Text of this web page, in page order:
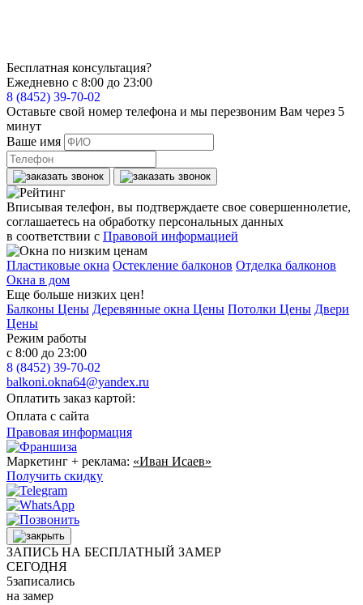
Бесплатная консультация?
Ежедневно с 8:00 до 23:00
8 (8452) 39-70-02
Оставьте свой номер телефона и мы перезвоним Вам через 5
минут
Ваше имя
Вписывая телефон, вы подтверждаете свое совершеннолетие,
соглашаетесь на обработку персональных данных
в соответствии с Правовой информацией
Пластиковые окна Остекление балконов Отделка балконов
Окна в дом
Еще больше низких цен!
Балконы Цены Деревянные окна Цены Потолки Цены Двери
Цены
Режим работы
с 8:00 до 23:00
8 (8452) 39-70-02
balkoni.okna64@yandex.ru
Оплатить заказ картой:
Оплата с сайта
Правовая информация
Маркетинг + реклама: «Иван Исаев»
Получить скидку
ЗАПИСЬ НА БЕСПЛАТНЫЙ ЗАМЕР
СЕГОДНЯ
5записались
на замер